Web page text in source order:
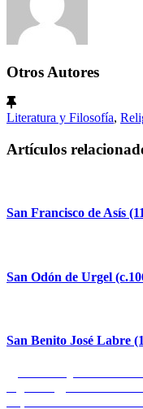
Otros Autores
Literatura y Filosofía,
Artículos
San Francisco de Asís
San Odón de Urgel
San Benito José Labre
Navegación
de